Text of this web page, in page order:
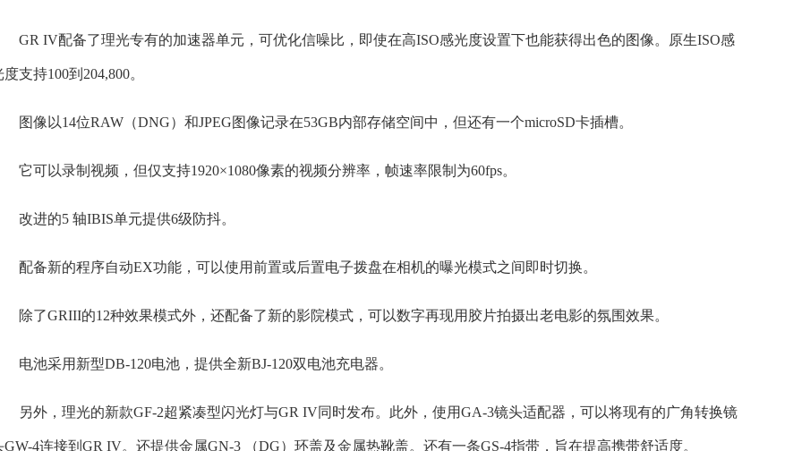
GR IV配备了理光专有的加速器单元，可优化信噪比，即使在高ISO感光度设置下也能获得出色的图像。原生ISO感
度支持100到204,800。
图像以14位RAW（DNG）和JPEG图像记录在53GB内部存储空间中，但还有一个microSD卡插槽。
它可以录制视频，但仅支持1920×1080像素的视频分辨率，帧速率限制为60fps。
改进的5 轴IBIS单元提供6级防抖。
配备新的程序自动EX功能，可以使用前置或后置电子拨盘在相机的曝光模式之间即时切换。
除了GRIII的12种效果模式外，还配备了新的影院模式，可以数字再现用胶片拍摄出老电影的氛围效果。
电池采用新型DB-120电池，提供全新BJ-120双电池充电器。
另外，理光的新款GF-2超紧凑型闪光灯与GR IV同时发布。此外，使用GA-3镜头适配器，可以将现有的广角转换镜
GW-4连接到GR IV。还提供金属GN-3 （DG）环盖及金属热靴盖。还有一条GS-4指带，旨在提高携带舒适度。